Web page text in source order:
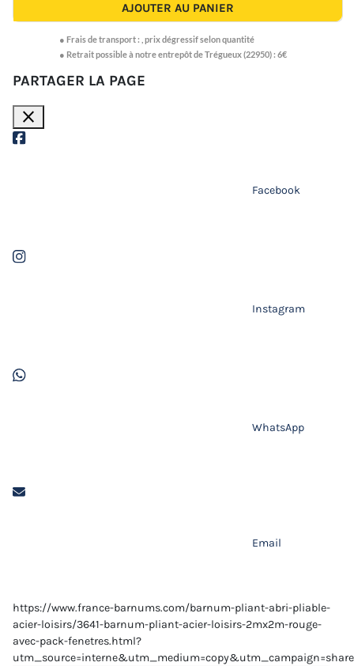
AJOUTER AU PANIER
● Frais de transport : prix dégressif selon quantité
● Retrait possible à notre entrepôt de Trégueux (22950) : 6€
PARTAGER LA PAGE
close
Facebook
Instagram
WhatsApp
Email
https://www.france-barnums.com/barnum-pliant-abri-pliable-
acier-loisirs/3641-barnum-pliant-acier-loisirs-2mx2m-rouge-
avec-pack-fenetres.html?